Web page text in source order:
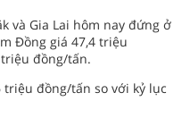
và Gia Lai hôm nay đứng ở
Đồng giá 47,4 triệu
đồng/tấn.
triệu đồng/tấn so với kỷ lục